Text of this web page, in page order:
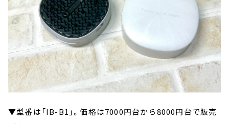
▼型番は「IB-B1」。価格は7000円台から8000円台で販売